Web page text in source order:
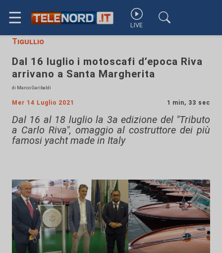
☰ LIVE
Tigullio
Dal 16 luglio i motoscafi d’epoca Riva
arrivano a Santa Margherita
di Marco Garibaldi
Mer 14 Luglio 2021 1 min, 33 sec
Dal 16 al 18 luglio la 3a edizione del "Tributo
a Carlo Riva", omaggio al costruttore dei più
famosi yacht made in Italy